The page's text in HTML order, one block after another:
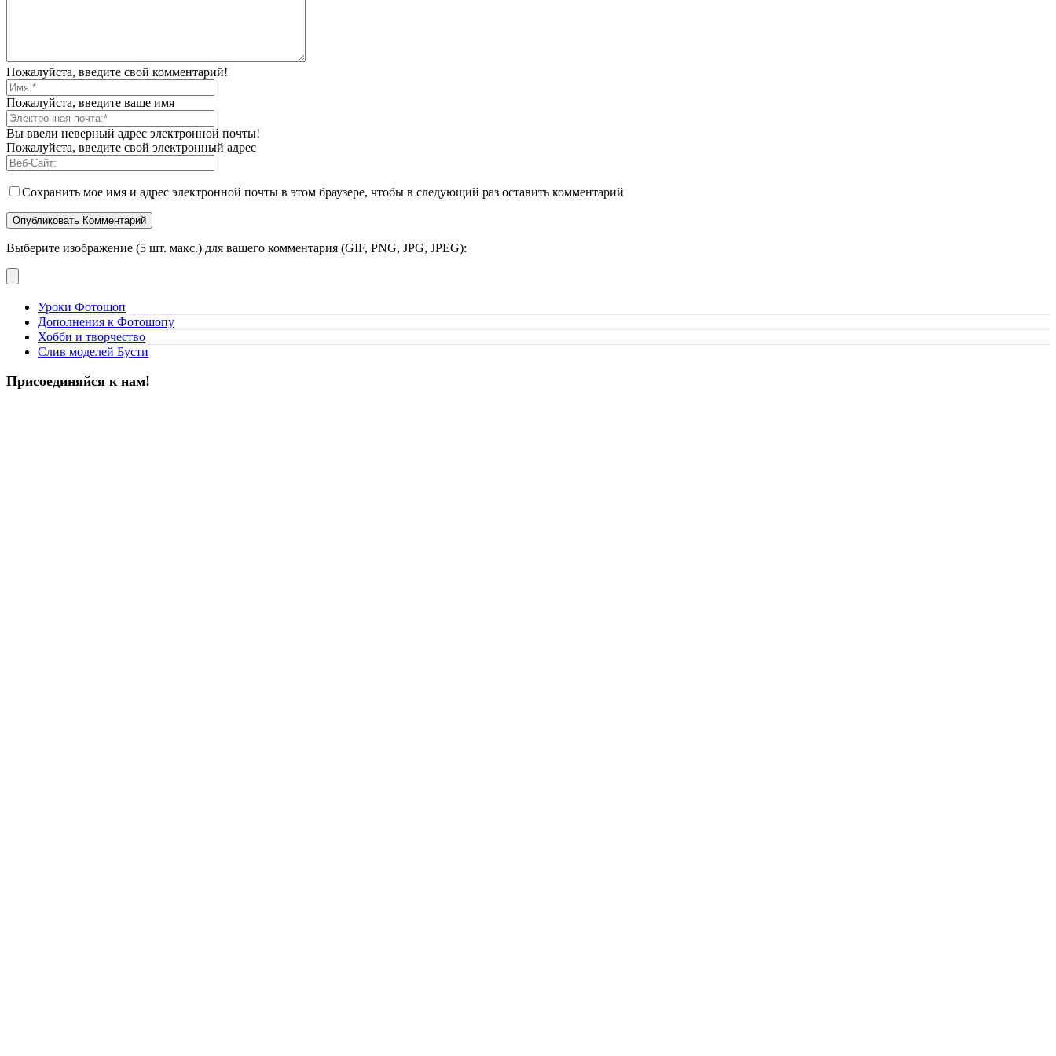
Пожалуйста, введите свой комментарий!
Пожалуйста, введите ваше имя
Вы ввели неверный адрес электронной почты!
Пожалуйста, введите свой электронный адрес
Сохранить мое имя и адрес электронной почты в этом браузере, чтобы в следующий раз оставить комментарий
Выберите изображение (5 шт. макс.) для вашего комментария (GIF, PNG, JPG, JPEG):
Уроки Фотошоп
Дополнения к Фотошопу
Хобби и творчество
Слив моделей Бусти
Присоединяйся к нам!